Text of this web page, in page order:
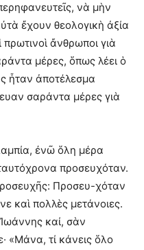
νὰ μὴν
ἔχουν θεολογικὴ ἀξία
ἄνθρωποι γιὰ
μέρες, ὅπως λέει ὁ
ἦταν ἀποτέλεσμα
σαράντα μέρες γιὰ
ἐνῶ ὅλη μέρα
προσευχόταν.
Προσευ-χόταν
καὶ πολλὲς μετάνοιες.
καί, σὰν
«Μάνα, τί κάνεις ὅλο